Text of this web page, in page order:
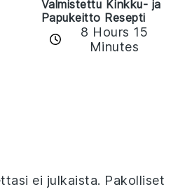
Valmistettu Kinkku- ja
Papukeitto Resepti
8 Hours 15
Minutes
ei julkaista. Pakolliset